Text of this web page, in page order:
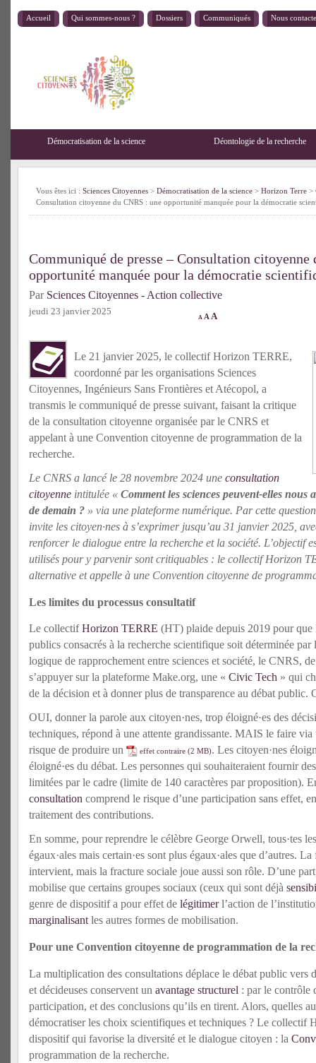
Accueil Qui sommes-nous ? Dossiers Communiqués Nous
Démocratisation de la science Déontologie de la recherche
Vous êtes ici : Sciences Citoyennes > Démocratisation de la science > Horizon Terre >
Consultation citoyenne du CNRS : une opportunité manquée pour la démocratie
Communiqué de presse – Consultation citoyenne
opportunité manquée pour la démocratie
Par Sciences Citoyennes - Action collective
jeudi 23 janvier 2025
A A A
Le 21 janvier 2025, le collectif Horizon TERRE,
coordonné par les organisations Sciences
Citoyennes, Ingénieurs Sans Frontières et Atécopol, a
transmis le communiqué de presse suivant, faisant la critique
de la consultation citoyenne organisée par le CNRS et
appelant à une Convention citoyenne de programmation de la
recherche.
Le CNRS a lancé le 28 novembre 2024 une consultation
citoyenne intitulée « Comment les sciences peuvent-elles nous
de demain ? » via une plateforme numérique. Par cette
invite les citoyen·nes à s’exprimer jusqu’au 31 janvier 2025,
renforcer le dialogue entre la recherche et la société. L’objectif
utilisés pour y parvenir sont critiquables : le collectif Horizon
alternative et appelle à une Convention citoyenne de
Les limites du processus consultatif
Le collectifHorizon TERRE (HT) plaide depuis 2019 pour que
publics consacrés à la recherche scientifique soit déterminée par
logique de rapprochement entre sciences et société, le CNRS,
s’appuyer sur la plateforme Make.org, une « Civic Tech » qui
de la décision et à donner plus de transparence au débat
OUI, donner la parole aux citoyen·nes, trop éloigné·es des
techniques, répond à une attente grandissante. MAIS le faire
risque de produire un
effet contraire . Les citoyen·nes
éloigné·es du débat. Les personnes qui souhaiteraient fournir
limitées par le cadre (limite de 140 caractères par proposition).
consultation comprend le risque d’une participation sans effet,
traitement des contributions.
En somme, pour reprendre le célèbre George Orwell, tous·tes
égaux·ales mais certain·es sont plus égaux·ales que d’autres.
intervient, mais la fracture sociale joue aussi son rôle. D’une
mobilise que certains groupes sociaux (ceux qui sont déjà
genre de dispositif a pour effet de légitimerl’action de
marginalisant les autres formes de mobilisation.
Pour une Convention citoyenne de programmation de la
La multiplication des consultations déplace le débat public vers
et décideuses conservent un avantage structurel : par le contrôle
participation, et des conclusions qu’ils en tirent. Alors, quelles
démocratiser les choix scientifiques et techniques ? Le collectif
dispositif qui favorise la diversité et le dialogue citoyen : la
programmation de la recherche.